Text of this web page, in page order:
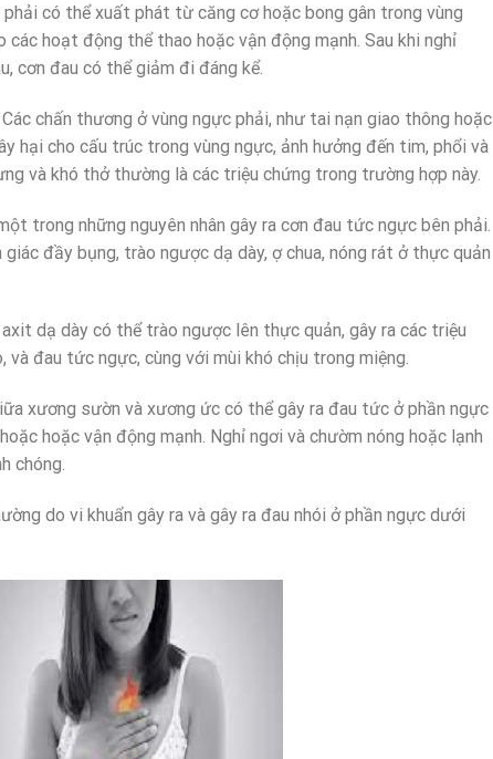
phải có thể xuất phát từ căng cơ hoặc bong gân trong vùng
hoạt động thể thao hoặc vận động mạnh. Sau khi nghỉ
cơn đau có thể giảm đi đáng kể.
chấn thương ở vùng ngực phải, như tai nạn giao thông hoặc
hại cho cấu trúc trong vùng ngực, ảnh hưởng đến tim, phổi và
và khó thở thường là các triệu chứng trong trường hợp này.
trong những nguyên nhân gây ra cơn đau tức ngực bên phải.
đầy bụng, trào ngược dạ dày, ợ chua, nóng rát ở thực quản
dạ dày có thể trào ngược lên thực quản, gây ra các triệu
và đau tức ngực, cùng với mùi khó chịu trong miệng.
xương sườn và xương ức có thể gây ra đau tức ở phần ngực
hoặc vận động mạnh. Nghỉ ngơi và chườm nóng hoặc lạnh
chóng.
do vi khuẩn gây ra và gây ra đau nhói ở phần ngực dưới